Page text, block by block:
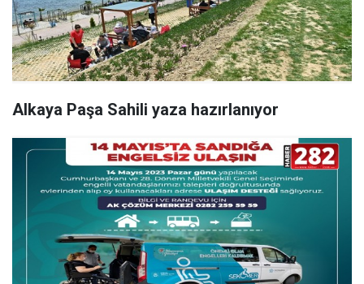
Alkaya Paşa Sahili yaza hazırlanıyor